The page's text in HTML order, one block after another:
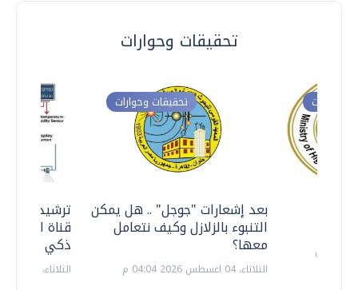
تحقيقات وحوارات
ترشيدا
قناة
ذكي
الثلاثاء، 14 يوليو 2026 06:11 م
تحقيقات وحوارات
بعد إشعارات "جوجل" .. هل يمكن
التنبوء بالزلازل وكيف نتعامل
معها؟
الثلاثاء، 04 اغسطس 2026 04:04 م
وحوارات